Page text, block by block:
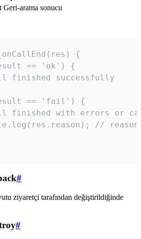
Geri-arama sonucu
{
== 'ok') {
finished successfully
== 'fail') {
finished with errors or
//
#
ziyaretçi tarafından değiştirildiğinde
#